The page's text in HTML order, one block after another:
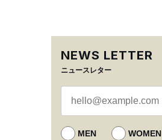
NEWS LETTER
ニュースレター
MEN WOMEN